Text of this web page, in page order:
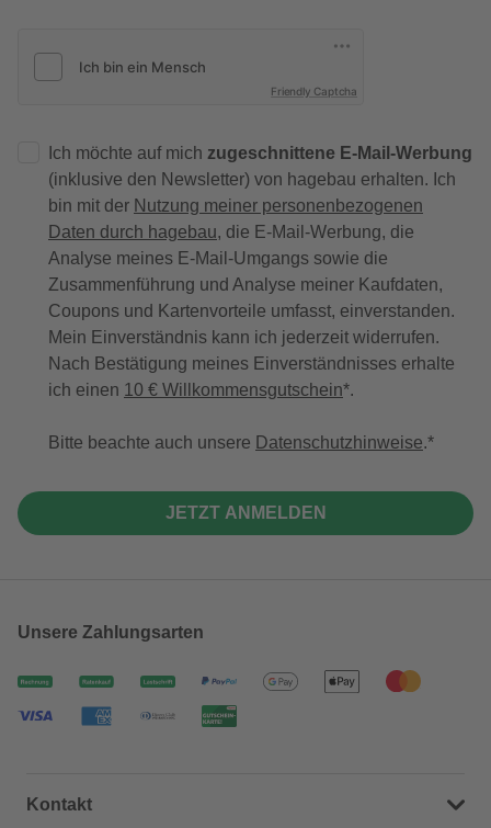
Friendly Captcha
Ich möchte auf mich zugeschnittene E-Mail-Werbung
(inklusive den Newsletter) von hagebau erhalten. Ich
bin mit der Nutzung meiner personenbezogenen
Daten durch hagebau, die E-Mail-Werbung, die
Analyse meines E-Mail-Umgangs sowie die
Zusammenführung und Analyse meiner Kaufdaten,
Coupons und Kartenvorteile umfasst, einverstanden.
Mein Einverständnis kann ich jederzeit widerrufen.
Nach Bestätigung meines Einverständnisses erhalte
ich einen 10 € Willkommensgutschein*.
Bitte beachte auch unsere Datenschutzhinweise.
JETZT ANMELDEN
Unsere Zahlungsarten
Kontakt